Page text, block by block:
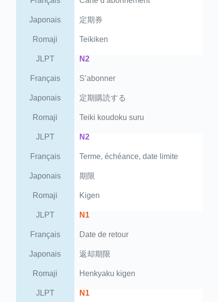
Japonais 定期券
Romaji Teikiken
JLPT N2
Français S’abonner
Japonais 定期購読する
Romaji Teiki koudoku suru
JLPT N2
Français Terme, échéance, date limite
Japonais 期限
Romaji Kigen
JLPT N1
Français Date de retour
Japonais 返却期限
Romaji Henkyaku kigen
JLPT N1